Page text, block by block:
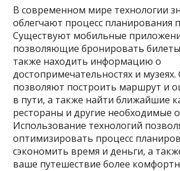
В современном мире технологии
облегчают процесс планирования
Существуют мобильные
позволяющие бронировать
также находить информацию о
достопримечательностях и
позволяют построить маршрут и
в пути, а также найти ближайшие
рестораны и другие необходимые
Использование технологий
оптимизировать процесс
сэкономить время и деньги, а
ваше путешествие более